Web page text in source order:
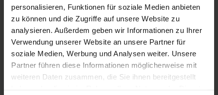
personalisieren, Funktionen für soziale Medien anbieten
zu können und die Zugriffe auf unsere Website zu
analysieren. Außerdem geben wir Informationen zu Ihrer
Verwendung unserer Website an unsere Partner für
soziale Medien, Werbung und Analysen weiter. Unsere
Partner führen diese Informationen möglicherweise mit
weiteren Daten zusammen, die Sie ihnen bereitgestellt
immer alles sehr sehr gut erklärt. Danke
0
Ähnliche Videos